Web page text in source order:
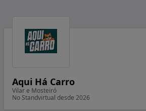
Aqui Há Carro
Vilar e Mosteiró
No Standvirtual desde 2026